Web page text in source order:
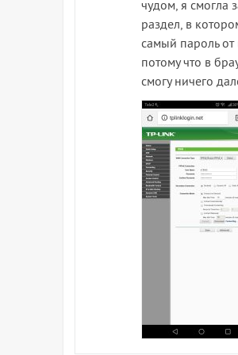
чудом, я смогла
раздел, в
самый пароль от
потому что в
смогу ничего